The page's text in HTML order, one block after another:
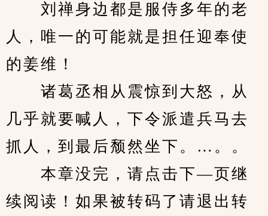
刘禅身边都是服侍多年的老
人，唯一的可能就是担任迎奉使
的姜维！
诸葛丞相从震惊到大怒，从
几乎就要喊人，下令派遣兵马去
抓人，到最后颓然坐下。…。。
本章没完，请点击下—页继
续阅读！如果被转码了请退出转